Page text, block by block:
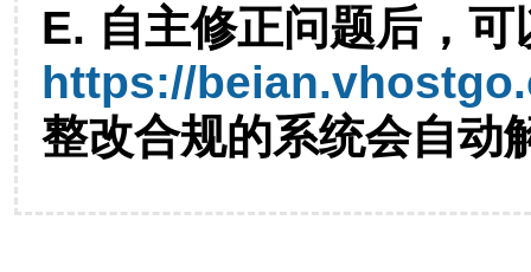
E. 自主修正问题后，可
https://
整改合规的系统会自动